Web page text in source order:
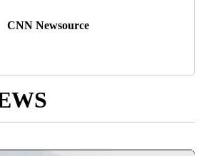
CNN Newsource